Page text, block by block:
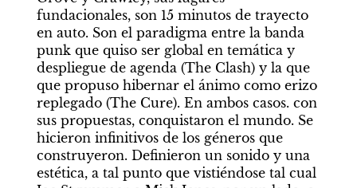
fundacionales, son 15 minutos de trayecto
en auto. Son el paradigma entre la banda
punk que quiso ser global en temática y
despliegue de agenda (The Clash) y la que
que propuso hibernar el ánimo como erizo
replegado (The Cure). En ambos casos. con
sus propuestas, conquistaron el mundo. Se
hicieron infinitivos de los géneros que
construyeron. Definieron un sonido y una
estética, a tal punto que vistiéndose tal cual